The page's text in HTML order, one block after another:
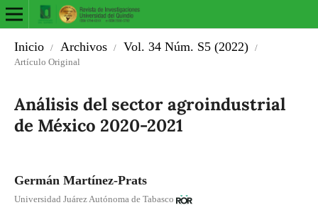
Inicio / Archivos / Vol. 34 Núm. S5 (2022)
/
Artículo Original
Análisis del sector agroindustrial
de México 2020-2021
Germán Martínez-Prats
Universidad Juárez Autónoma de Tabasco